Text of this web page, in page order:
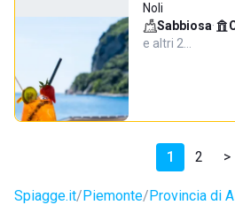
Noli
Sabbiosa·
e altri 2…
1 2 >
Spiagge.it Piemonte Provincia di